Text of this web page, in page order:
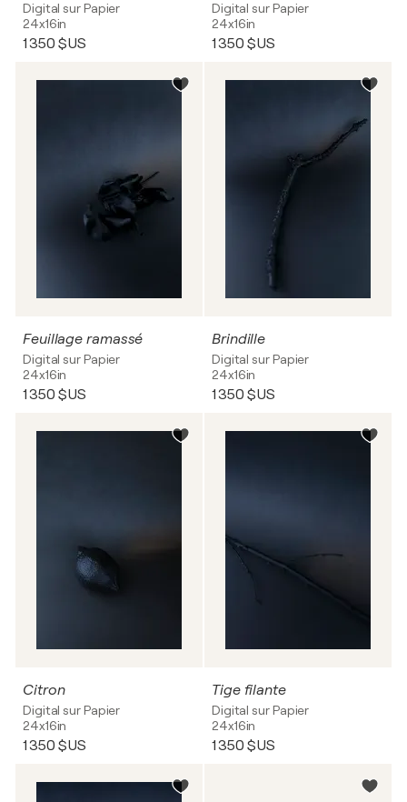
Digital sur Papier
24x16in
1 350 $US
Digital sur Papier
24x16in
1 350 $US
Feuillage ramassé
Digital sur Papier
24x16in
1 350 $US
Brindille
Digital sur Papier
24x16in
1 350 $US
Citron
Digital sur Papier
24x16in
1 350 $US
Tige filante
Digital sur Papier
24x16in
1 350 $US